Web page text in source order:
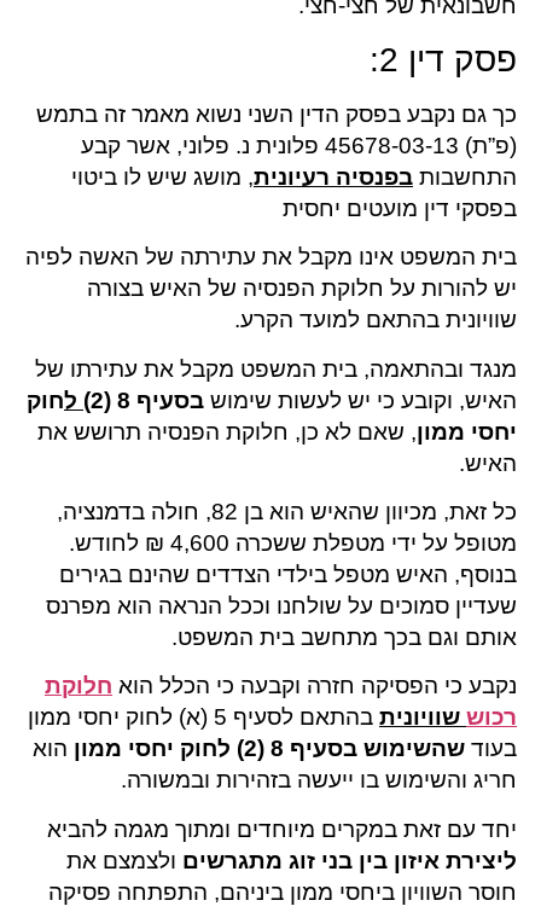
חשבונאית של חצי-חצי.
פסק דין 2:
כך גם נקבע בפסק הדין השני נשוא מאמר זה בתמש
(פ”ת) 45678-03-13 פלונית נ. פלוני, אשר קבע
התחשבות בפנסיה רעיונית, מושג שיש לו ביטוי
בפסקי דין מועטים יחסית
בית המשפט אינו מקבל את עתירתה של האשה לפיה
יש להורות על חלוקת הפנסיה של האיש בצורה
שוויונית בהתאם למועד הקרע.
מנגד ובהתאמה, בית המשפט מקבל את עתירתו של
האיש, וקובע כי יש לעשות שימוש בסעיף 8 (2) לחוק
יחסי ממון, שאם לא כן, חלוקת הפנסיה תרושש את
האיש.
כל זאת, מכיוון שהאיש הוא בן 82, חולה בדמנציה,
מטופל על ידי מטפלת ששכרה 4,600 ₪ לחודש.
בנוסף, האיש מטפל בילדי הצדדים שהינם בגירים
שעדיין סמוכים על שולחנו וככל הנראה הוא מפרנס
אותם וגם בכך מתחשב בית המשפט.
נקבע כי הפסיקה חזרה וקבעה כי הכלל הוא חלוקת
רכוש שוויונית
בהתאם לסעיף 5 (א) לחוק יחסי ממון
בעוד שהשימוש בסעיף 8 (2) לחוק יחסי ממון הוא
חריג והשימוש בו ייעשה בזהירות ובמשורה.
יחד עם זאת במקרים מיוחדים ומתוך מגמה להביא
ליצירת איזון בין בני זוג מתגרשים ולצמצם את
חוסר השוויון ביחסי ממון ביניהם, התפתחה פסיקה